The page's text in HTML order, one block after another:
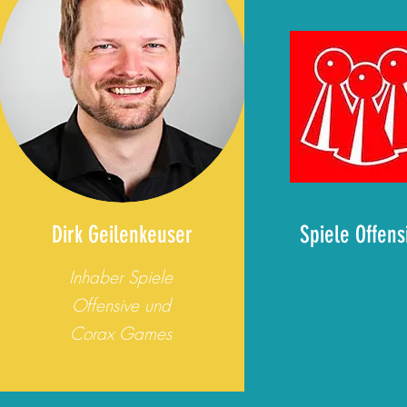
Dirk Geilenkeuser
Inhaber Spiele
Offensive und
CoraxGames
Spiele